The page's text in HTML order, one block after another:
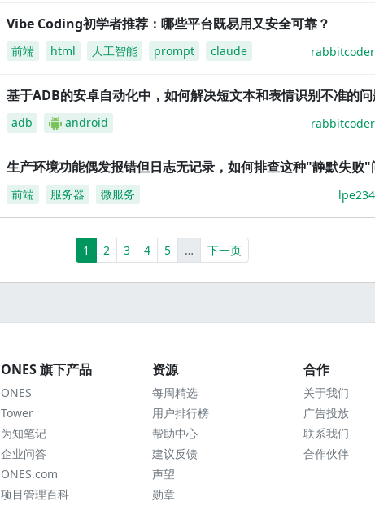
Vibe Coding初学者推荐：哪些平台既易用又安全可靠？
前端 html 人工智能 prompt claude rabbitcoder
基于ADB的安卓自动化中，如何解决短文本和表情识别不准的问
adb android rabbitcoder
生产环境功能偶发报错但日志无记录，如何排查这种"静默失败"
前端 服务器 微服务 lpe234
1 (current)
2 3 4 5 …More下一页
ONES 旗下产品
ONES
Tower
为知笔记
企业问答
ONES.com
项目管理百科
资源
每周精选
用户排行榜
帮助中心
建议反馈
声望
勋章
合作
关于我们
广告投放
联系我们
合作伙伴